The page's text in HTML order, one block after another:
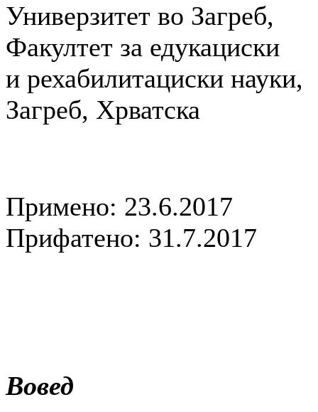
Универзитет во Загреб,
Факултет за едукациски
и рехабилитациски науки,
Загреб, Хрватска
Примено: 23.6.2017
Прифатено: 31.7.2017
Вовед